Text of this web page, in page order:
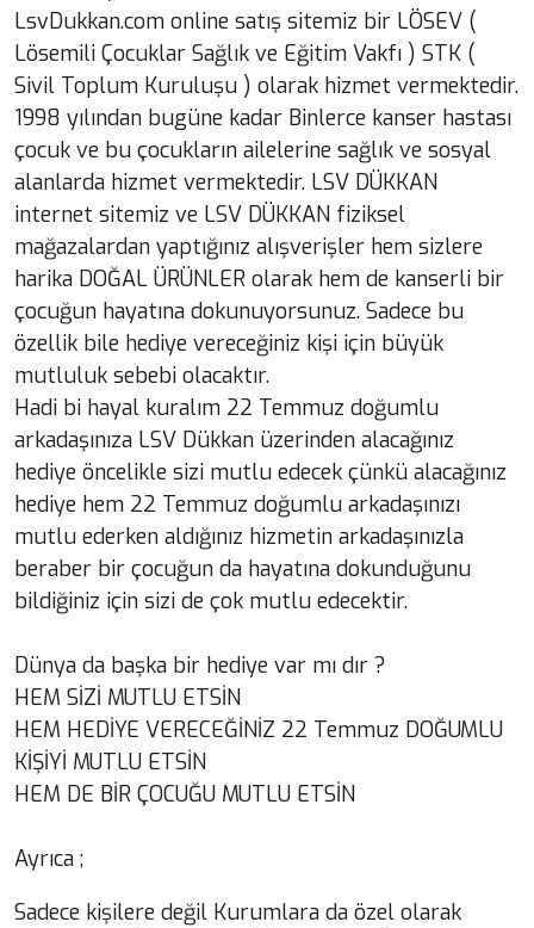
LsvDukkan.com online satış sitemiz bir LÖSEV (
Lösemili Çocuklar Sağlık ve Eğitim Vakfı ) STK (
Sivil Toplum Kuruluşu ) olarak hizmet vermektedir.
1998 yılından bugüne kadar Binlerce kanser hastası
çocuk ve bu çocukların ailelerine sağlık ve sosyal
alanlarda hizmet vermektedir. LSV DÜKKAN
internet sitemiz ve LSV DÜKKAN fiziksel
mağazalardan yaptığınız alışverişler hem sizlere
harika DOĞAL ÜRÜNLER olarak hem de kanserli bir
çocuğun hayatına dokunuyorsunuz. Sadece bu
özellik bile hediye vereceğiniz kişi için büyük
mutluluk sebebi olacaktır.
Hadi bi hayal kuralım 22 Temmuz doğumlu
arkadaşınıza LSV Dükkan üzerinden alacağınız
hediye öncelikle sizi mutlu edecek çünkü alacağınız
hediye hem 22 Temmuz doğumlu arkadaşınızı
mutlu ederken aldığınız hizmetin arkadaşınızla
beraber bir çocuğun da hayatına dokunduğunu
bildiğiniz için sizi de çok mutlu edecektir.
Dünya da başka bir hediye var mı dır ?
HEM SİZİ MUTLU ETSİN
HEM HEDİYE VERECEĞİNİZ 22 Temmuz DOĞUMLU
KİŞİYİ MUTLU ETSİN
HEM DE BİR ÇOCUĞU MUTLU ETSİN
Ayrıca ;
Sadece kişilere değil Kurumlara da özel olarak